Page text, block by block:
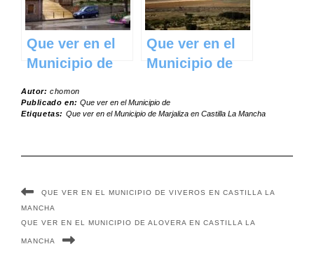
Que ver en el
Municipio de
Castilla La
Mancha
Que ver en el
Municipio de
en Castilla La
Mancha
Autor:chomon
Publicado en:Que ver en el Municipio de
Etiquetas: Que ver en el Municipio de Marjaliza en Castilla La Mancha
QUE VER EN EL MUNICIPIO DE VIVEROS EN CASTILLA LA
MANCHA
QUE VER EN EL MUNICIPIO DE ALOVERA EN CASTILLA LA
MANCHA